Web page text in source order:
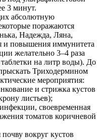
3 минут.
абсолютную
поражаются
Надежда, Ляна,
и повышения иммунитета
желательно 3–4 раза
на литр воды). До
Триходермином
мероприятия:
и стрижка кустов
листьев);
своевременная
томатов коричневой
вокруг кустов